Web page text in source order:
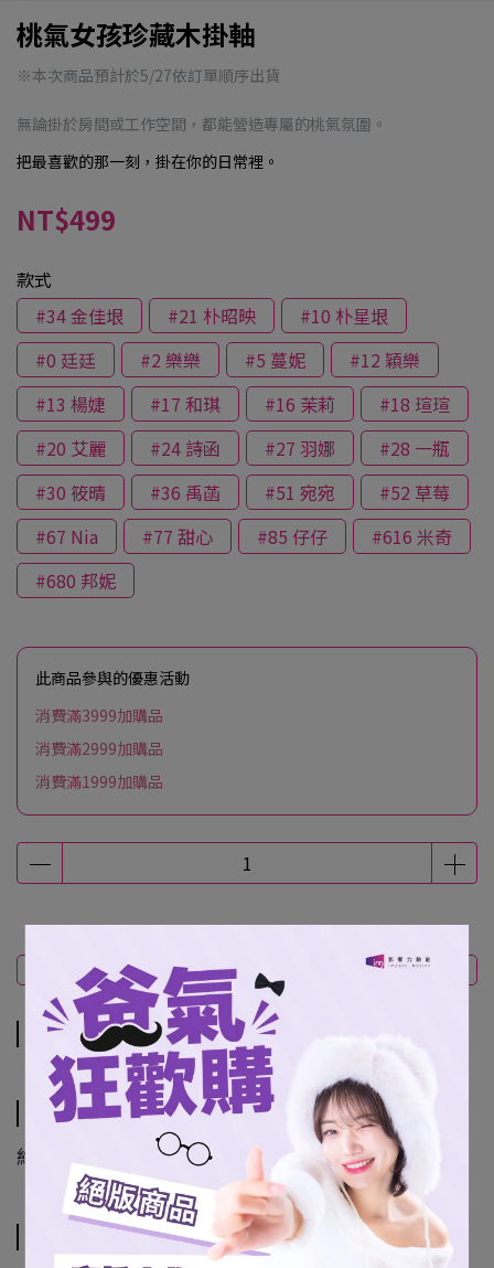
桃氣女孩珍藏木掛軸
※本次商品預計於5/27依訂單順序出貨
無論掛於房間或工作空間，都能營造專屬的桃氣氛圍。
把最喜歡的那一刻，掛在你的日常裡。
NT$499
款式
#34 金佳垠
#21 朴昭映
#10 朴星垠
#0 廷廷
#2 樂樂 #5 蔓妮
#12 穎樂
#13 楊婕
#17 和琪 #16 茉莉
#18 瑄瑄
#20 艾麗
#24 詩函 #27 羽娜
#28 一瓶
#30 筱晴
#36 禹菡 #51 宛宛
#52 草莓
#67 Nia
#77 甜心 #85 仔仔
#616 米奇
#680 邦妮
此商品參與的優惠活動
消費滿3999加購品
消費滿2999加購品
消費滿1999加購品
商品介紹 規格說明 運送方式
商品介紹
規格說明
約30*20cm
運送方式